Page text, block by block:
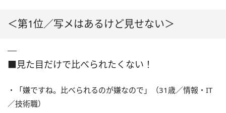
＜第1位／写メはあるけど見せない＞
■見た目だけで比べられたくない！
・「嫌ですね。比べられるのが嫌なので」（31歳／情報・IT
／技術職）